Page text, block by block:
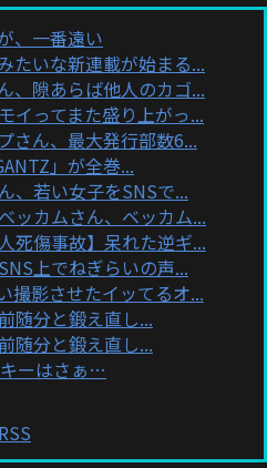
、一番遠い
たいな新連載が始まる...
、隙あらば他人のカゴ...
イってまた盛り上がっ...
さん、最大発行部数6...
」が全巻...
、若い女子をSNSで...
ッカムさん、ベッカム...
死傷事故】呆れた逆ギ...
上でねぎらいの声...
撮影させたイッてるオ...
随分と鍛え直し...
随分と鍛え直し...
ーはさぁ…